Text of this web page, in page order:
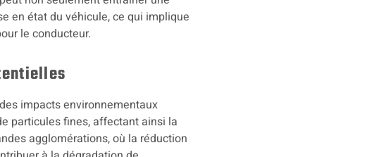
en état du véhicule, ce qui implique
le conducteur.
impacts environnementaux
particules fines, affectant ainsi la
agglomérations, où la réduction